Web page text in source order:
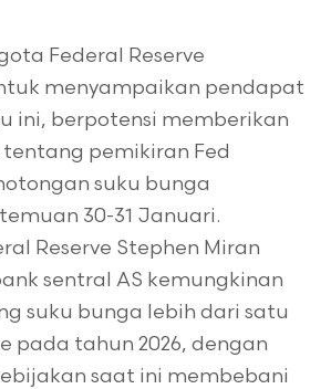
Federal Reserve
menyampaikan pendapat
ini, berpotensi memberikan
pemikiran Fed
suku bunga
30-31 Januari.
Reserve Stephen Miran
sentral AS kemungkinan
suku bunga lebih dari satu
pada tahun 2026, dengan
saat ini membebani